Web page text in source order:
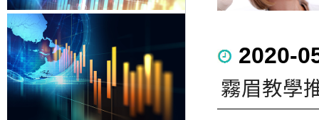
2020-
霧眉教學